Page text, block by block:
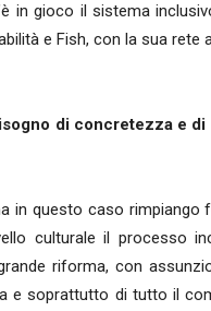
in gioco il sistema
e Fish, con la sua rete
di concretezza e
in questo caso rimpiango
culturale il processo
riforma, con
e soprattutto di tutto il